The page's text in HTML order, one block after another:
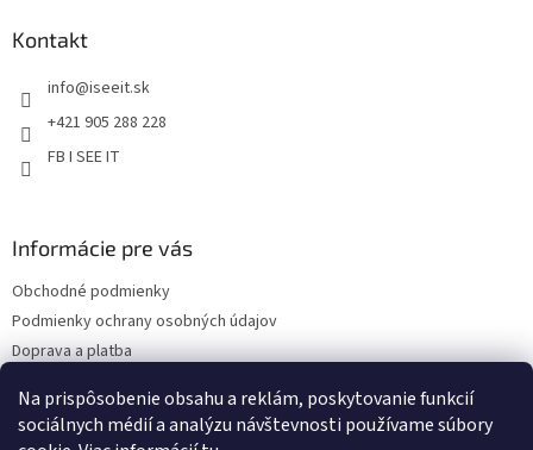
Na prispôsobenie obsahu a reklám, poskytovanie funkcií
sociálnych médií a analýzu návštevnosti používame súbory
Kontakt
info@iseeit.sk
+421 905 288 228
FB I SEE IT
Informácie pre vás
Obchodné podmienky
Podmienky ochrany osobných údajov
Doprava a platba
Kontakty